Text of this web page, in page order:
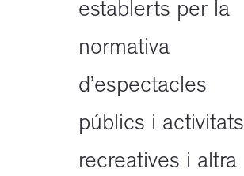
establerts per la
normativa
d’espectacles
públics i activitats
recreatives i altra